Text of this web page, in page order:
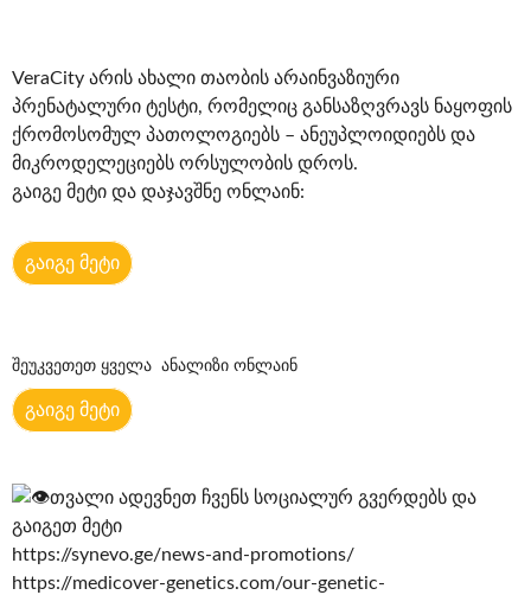
VeraCity არის ახალი თაობის არაინვაზიური
პრენატალური ტესტი, რომელიც განსაზღვრავს ნაყოფის
ქრომოსომულ პათოლოგიებს – ანეუპლოიდიებს და
მიკროდელეციებს ორსულობის დროს.
გაიგე მეტი და დაჯავშნე ონლაინ:
გაიგე მეტი
შეუკვეთეთ ყველა ანალიზი ონლაინ
გაიგე მეტი
თვალი ადევნეთ ჩვენს სოციალურ გვერდებს და
გაიგეთ მეტი
https://synevo.ge/news-and-promotions/
https://medicover-genetics.com/our-genetic-